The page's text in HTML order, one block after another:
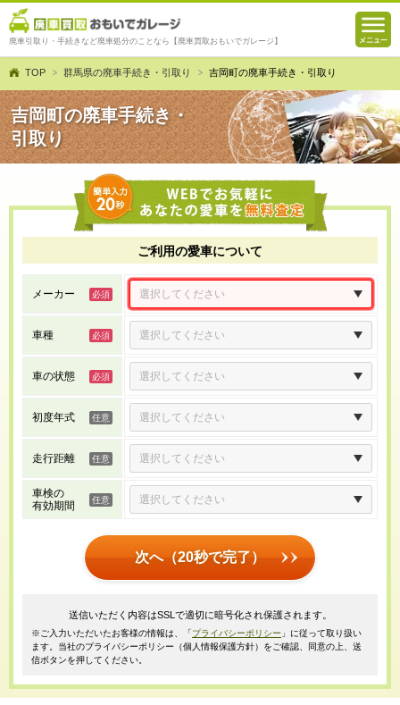
廃車引取り・手続きなど廃車処分のことなら【廃車買取おもいでガレージ】
TOP 群馬県の廃車手続き・引取り 吉岡町の廃車手続き・引取り
吉岡町の廃車手続き・
引取り
ご利用の愛車について
メーカー
車種
車の状態
初度年式
走行距離
車検の
有効期間
次へ（20秒で完了）
送信いただく内容はSSLで適切に暗号化され保護されます。
※ご入力いただいたお客様の情報は、「プライバシーポリシー 」に従って取り扱い
ます。当社のプライバシーポリシー（個人情報保護方針）をご確認、同意の上、送
信ボタンを押してください。